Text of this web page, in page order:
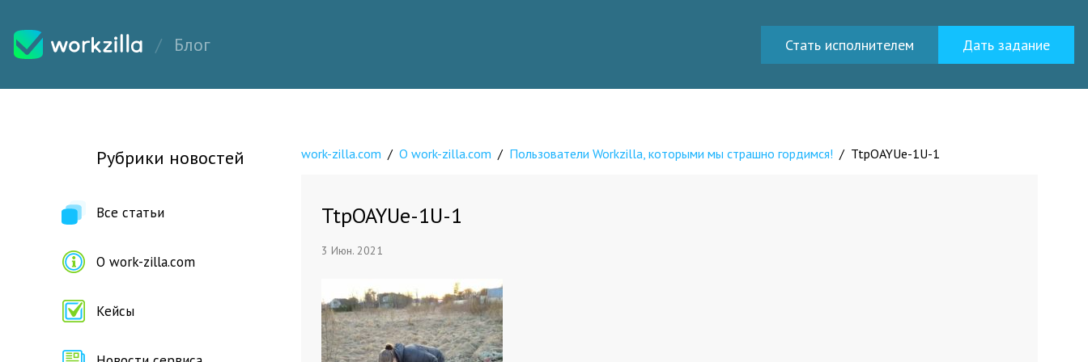
Блог Стать исполнителем Дать задание
Рубрики новостей
Все статьи
О work-zilla.com
Кейсы
work-zilla.com / О work-zilla.com / Пользователи Workzilla, которыми мы страшно гордимся! / TtpOAYUe-1U-1
TtpOAYUe-1U-1
3 Июн. 2021